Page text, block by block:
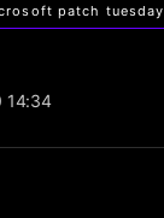
patch tuesday
14:34